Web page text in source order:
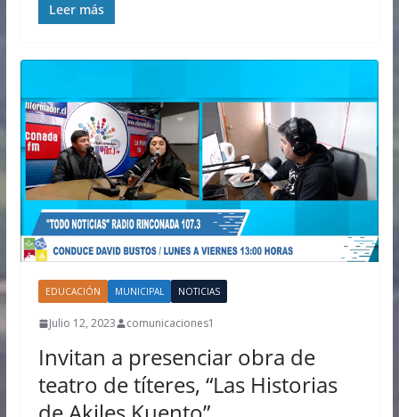
Leer más
EDUCACIÓN MUNICIPAL NOTICIAS
Julio 12, 2023 comunicaciones1
Invitan a presenciar obra de
teatro de títeres, “Las Historias